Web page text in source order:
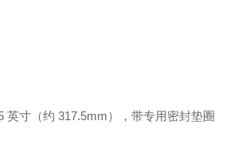
英寸（约 317.5mm），带专用密封垫圈